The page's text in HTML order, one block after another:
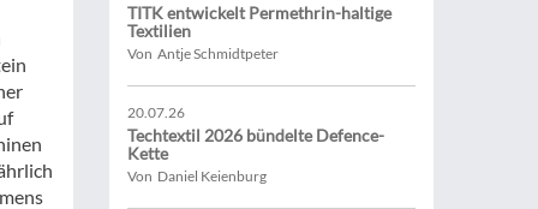
TITK entwickelt Permethrin-haltige
Textilien
Von Antje Schmidtpeter
20.07.26
Techtextil 2026 bündelte Defence-
Kette
Von Daniel Keienburg